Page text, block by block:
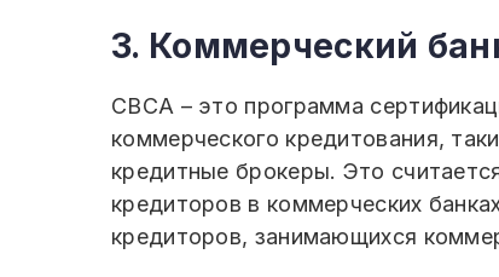
3. Коммерческий
CBCA – это программа
коммерческого кредитования,
кредитные брокеры. Это
кредиторов в коммерческих
кредиторов, занимающихся